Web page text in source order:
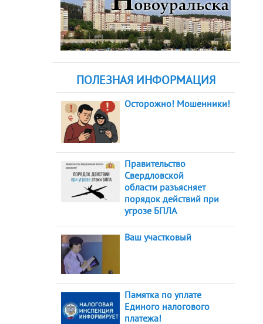
ПОЛЕЗНАЯ ИНФОРМАЦИЯ
Осторожно! Мошенники!
Правительство
Свердловской
области разъясняет
порядок действий при
угрозе БПЛА
Ваш участковый
Памятка по уплате
Единого налогового
платежа!